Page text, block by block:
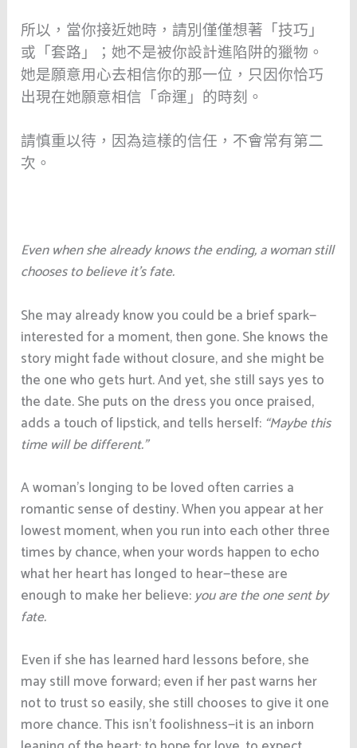
所以，當你接近她時，請別僅僅想著「技巧」
或「套路」；她不是被你設計進陷阱的獵物。
她是願意用心去相信你的那一位，只因你恰巧
出現在她願意相信「命運」的時刻。
請慎重以待，因為這樣的信任，不會常有第二
次。
Even when she already knows the ending, a woman still
chooses to believe it’s fate.
She may already know you could be a brief spark—
interested for a moment, then gone. She knows the
story might fade without closure, and she might be
the one who gets hurt. And yet, she still says yes to
the date. She puts on the dress you once praised,
adds a touch of lipstick, and tells herself: “Maybe this
time will be different.”
A woman’s longing to be loved often carries a
romantic sense of destiny. When you appear at her
lowest moment, when you run into each other three
times by chance, when your words happen to echo
what her heart has longed to hear—these are
enough to make her believe:you are the one sent by
fate.
Even if she has learned hard lessons before, she
may still move forward; even if her past warns her
not to trust so easily, she still chooses to give it one
more chance. This isn’t foolishness—it is an inborn